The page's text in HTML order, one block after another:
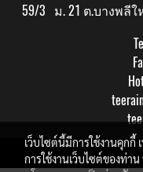
59/3 ม. 21 ต.บางพลี
Copy
เว็บไซต์นี้มีการใช้งานคุก
การใช้งานเว็บไซต์ของท่า